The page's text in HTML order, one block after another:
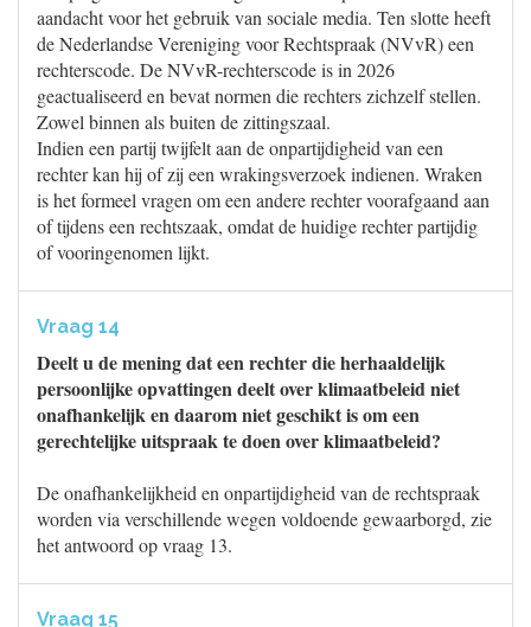
aandacht voor het gebruik van sociale media. Ten slotte heeft
de Nederlandse Vereniging voor Rechtspraak (NVvR) een
rechterscode. De NVvR-rechterscode is in 2026
geactualiseerd en bevat normen die rechters zichzelf stellen.
Zowel binnen als buiten de zittingszaal.
Indien een partij twijfelt aan de onpartijdigheid van een
rechter kan hij of zij een wrakingsverzoek indienen. Wraken
is het formeel vragen om een andere rechter voorafgaand aan
of tijdens een rechtszaak, omdat de huidige rechter partijdig
of vooringenomen lijkt.
Vraag 14
Deelt u de mening dat een rechter die herhaaldelijk
persoonlijke opvattingen deelt over klimaatbeleid niet
onafhankelijk en daarom niet geschikt is om een
gerechtelijke uitspraak te doen over klimaatbeleid?
De onafhankelijkheid en onpartijdigheid van de rechtspraak
worden via verschillende wegen voldoende gewaarborgd, zie
het antwoord op vraag 13.
Vraag 15